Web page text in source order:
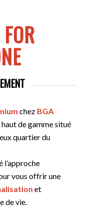
chez BGA
de gamme situé
quartier du
l’approche
vous offrir une
et
de vie.